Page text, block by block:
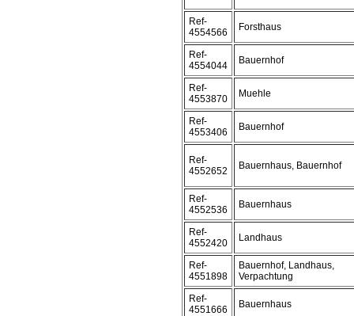
Ref-
4554566
Forsthaus
Ref-
4554044
Bauernhof
Ref-
4553870
Muehle
Ref-
4553406
Bauernhof
Ref-
4552652
Bauernhaus, Bauernhof
Ref-
4552536
Bauernhaus
Ref-
4552420
Landhaus
Ref-
4551898
Bauernhof, Landhaus,
Verpachtung
Ref-
4551666
Bauernhaus